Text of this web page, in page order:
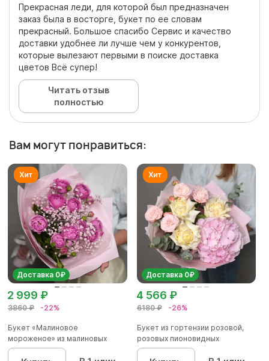
Прекрасная леди, для которой был предназначен
заказ была в восторге, букет по ее словам
прекрасный. Большое спасибо Сервис и качество
доставки удобнее ли лучше чем у конкурентов,
которые вылезают первыми в поиске доставка
цветов Всё супер!
Читать отзыв
полностью
Вам могут понравиться:
Доставка 0₽
3860 ₽ -22%
2 999 ₽
Букет «Малиновое
мороженое» из малиновых
пионовидных ро...
Доставка 0₽
6180 ₽ -26%
4 566 ₽
Букет из гортензии розовой,
розовых пионовидных
кустовы...